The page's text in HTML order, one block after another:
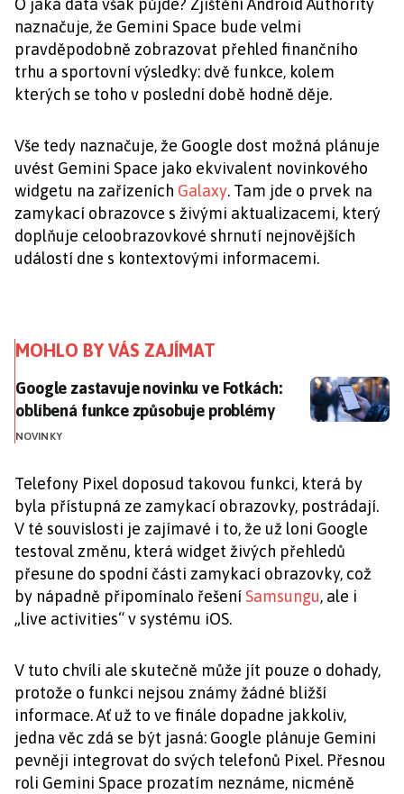
naznačuje, že Gemini Space bude velmi
pravděpodobně zobrazovat přehled finančního
trhu a sportovní výsledky: dvě funkce, kolem
kterých se toho v poslední době hodně děje.
Vše tedy naznačuje, že Google dost možná plánuje
uvést Gemini Space jako ekvivalent novinkového
widgetu na zařízeních Galaxy. Tam jde o prvek na
zamykací obrazovce s živými aktualizacemi, který
doplňuje celoobrazovkové shrnutí nejnovějších
událostí dne s kontextovými informacemi.
MOHLO BY VÁS ZAJÍMAT
Google zastavuje novinku ve Fotkách: oblíbená
Google zastavuje novinku ve Fotkách:
oblíbená funkce způsobuje problémy
NOVINKY
Telefony Pixel doposud takovou funkci, která by
byla přístupná ze zamykací obrazovky, postrádají.
V té souvislosti je zajímavé i to, že už loni Google
testoval změnu, která widget živých přehledů
přesune do spodní části zamykací obrazovky, což
by nápadně připomínalo řešení Samsungu, ale i
„live activities“ v systému iOS.
V tuto chvíli ale skutečně může jít pouze o dohady,
protože o funkci nejsou známy žádné bližší
informace. Ať už to ve finále dopadne jakkoliv,
jedna věc zdá se být jasná: Google plánuje Gemini
pevněji integrovat do svých telefonů Pixel. Přesnou
roli Gemini Space prozatím neznáme, nicméně